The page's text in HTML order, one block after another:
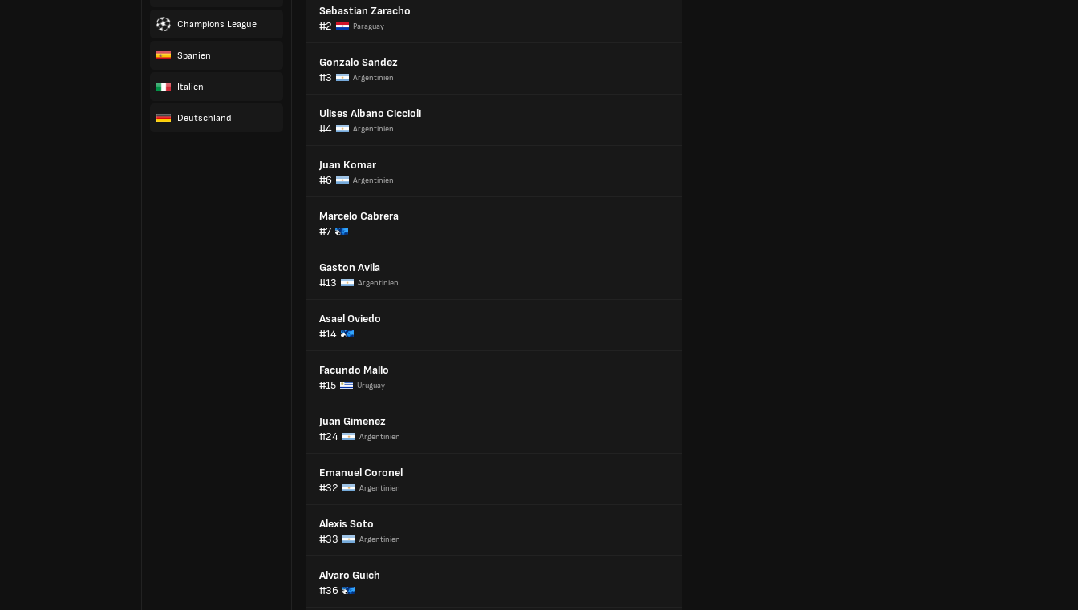
Champions League
Spanien
Italien
Deutschland
Sebastian Zaracho
#2
Paraguay
Gonzalo Sandez
#3
Argentinien
Ulises Albano Ciccioli
#4
Argentinien
Juan Komar
#6
Argentinien
Marcelo Cabrera
#7
Gaston Avila
#13
Argentinien
Asael Oviedo
#14
Facundo Mallo
#15
Uruguay
Juan Gimenez
#24
Argentinien
Emanuel Coronel
#32
Argentinien
Alexis Soto
#33
Argentinien
Alvaro Guich
#36